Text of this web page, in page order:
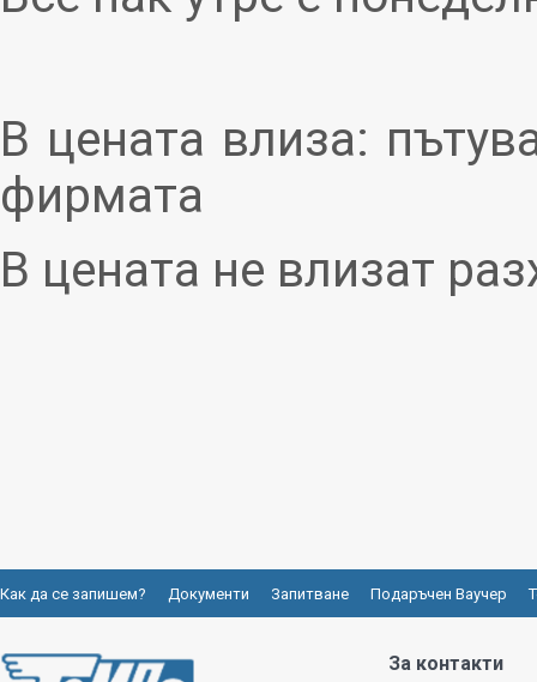
В цената влиза:
фирмата
В цената не влизат
Как да се запишем? Документи Запитване Подаръчен Ваучер
За контакти